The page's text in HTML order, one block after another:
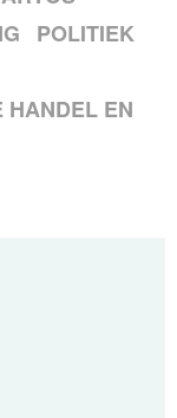
POLITIEK
HANDEL EN